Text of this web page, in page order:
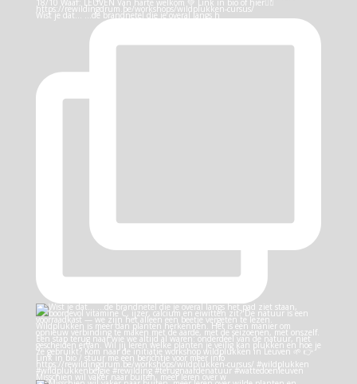
Wist je dat… …de brandnetel die je overal langs h
Misschien wil vaker naar buiten, meer leren over w